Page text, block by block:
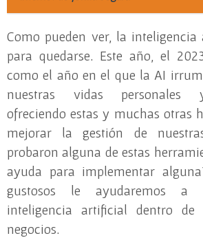
Como pueden ver, la
para quedarse. Este año, el
como el año en el que la AI
nuestras vidas personales y
ofreciendo estas y muchas otras
mejorar la gestión de
probaron alguna de estas
ayuda para implementar
gustosos le ayudaremos a
inteligencia artificial dentro de
negocios.